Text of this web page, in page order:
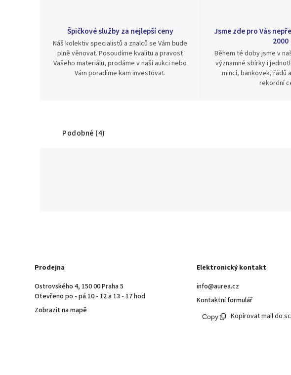
Špičkové služby za nejlepší ceny
Náš kolektiv specialistů a znalců se Vám bude
plně věnovat. Posoudíme kvalitu a pravost
Vašeho materiálu, prodáme v naší aukci nebo
Vám poradíme kam investovat.
Jsme zde pro Vás
2000
Během té doby jsme v
významné sbírky i
mincí, bankovek, řádů
rekordní
Podobné (4)
Prodejna
Ostrovského 4, 150 00 Praha 5
Otevřeno po - pá 10 - 12 a 13 - 17 hod
Zobrazit na mapě
Elektronický kontakt
info@aurea.cz
Kontaktní formulář
Kopírovat mail do